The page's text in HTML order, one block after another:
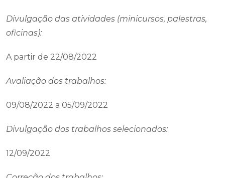
Divulgação das atividades (minicursos, palestras,
oficinas):
A partir de 22/08/2022
Avaliação dos trabalhos:
09/08/2022 a 05/09/2022
Divulgação dos trabalhos selecionados:
12/09/2022